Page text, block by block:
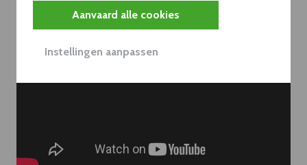
Aanvaard alle cookies
Instellingen aanpassen